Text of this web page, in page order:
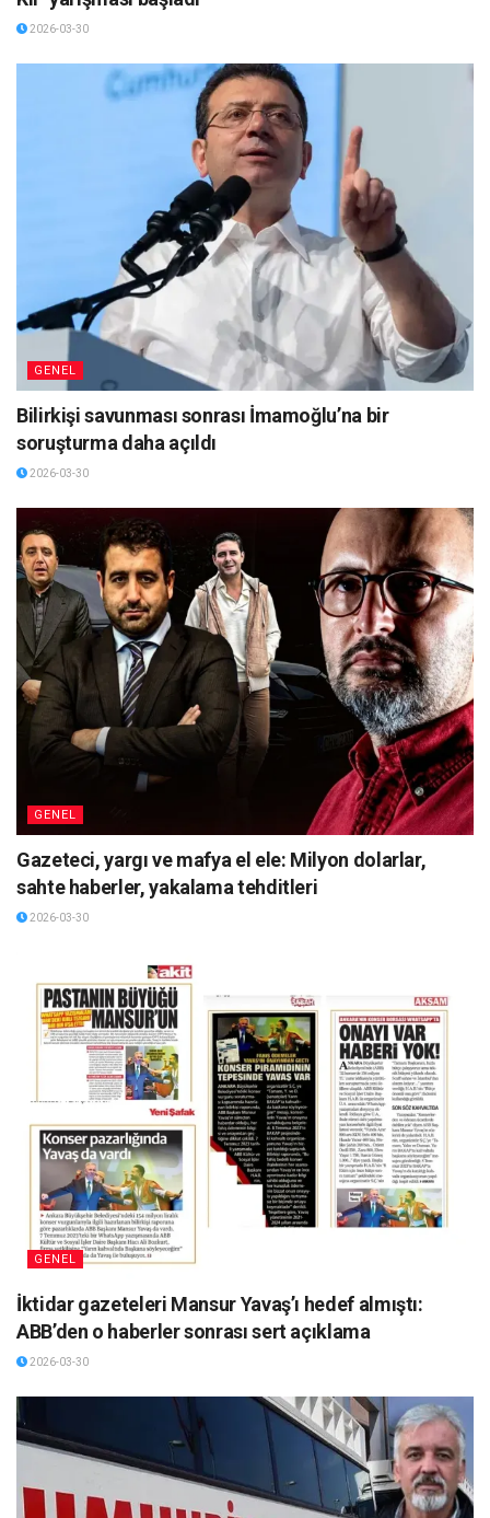
2026-03-30
GENEL
Bilirkişi savunması sonrası İmamoğlu’na bir
soruşturma daha açıldı
2026-03-30
GENEL
Gazeteci, yargı ve mafya el ele: Milyon dolarlar,
sahte haberler, yakalama tehditleri
2026-03-30
GENEL
İktidar gazeteleri Mansur Yavaş’ı hedef almıştı:
ABB’den o haberler sonrası sert açıklama
2026-03-30